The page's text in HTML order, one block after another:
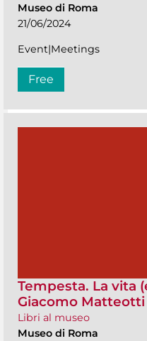
Museo di Roma
21/06/2024
Event|Meetings
Free
Tempesta. La vita
Giacomo Matteotti
Libri al museo
Museo di Roma